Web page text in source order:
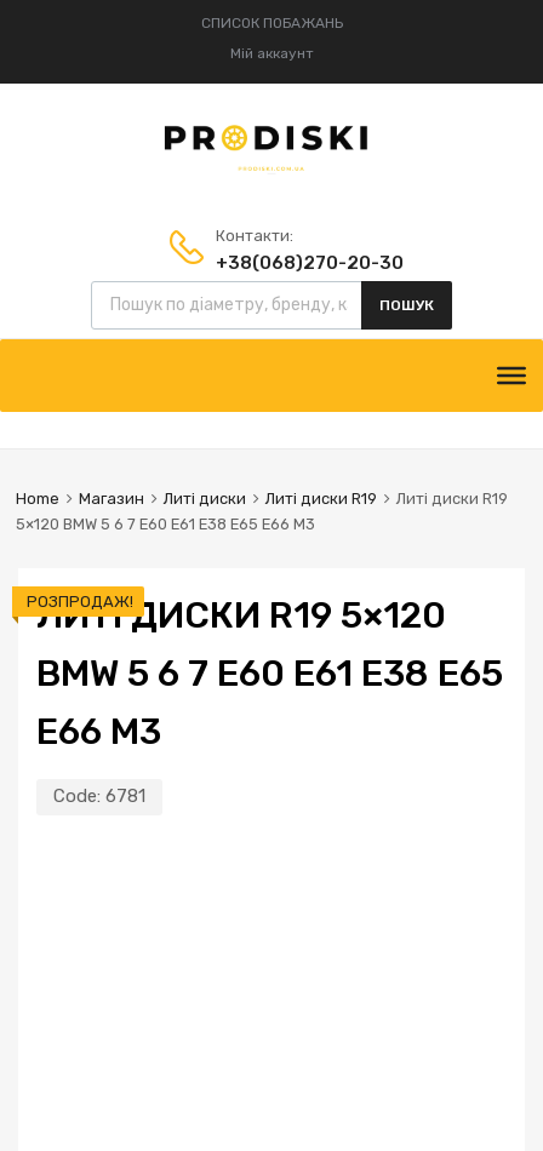
СПИСОК ПОБАЖАНЬ
Мій аккаунт
Контакти:
+38(068)270-20-30
+38(095)834-52-75
ПОШУК
Home Магазин Литі диски Литі диски R19
Литі диски R19
5×120 BMW 5 6 7 E60 E61 E38 E65 E66 M3
ЛИТІ ДИСКИ R19 5×120
BMW 5 6 7 E60 E61 E38 E65
E66 M3
Code: 6781
РОЗПРОДАЖ!